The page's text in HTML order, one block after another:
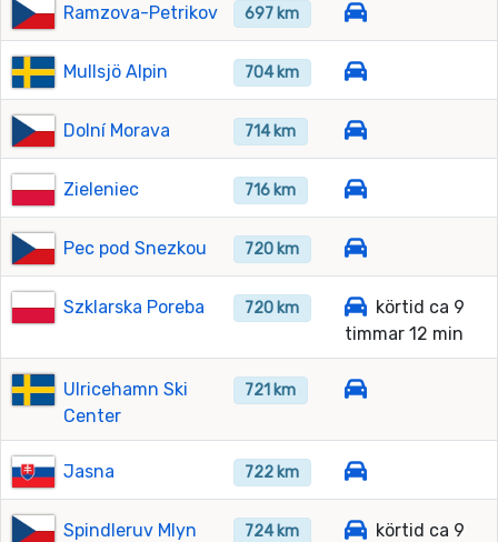
Ramzova-Petrikov 697 km
Mullsjö Alpin 704 km
Dolní Morava 714 km
Zieleniec 716 km
Pec pod Snezkou 720 km
Szklarska Poreba 720 km
körtid ca 9
timmar 12 min
Ulricehamn Ski
Center
721 km
Jasna 722 km
Spindleruv Mlyn 724 km
körtid ca 9